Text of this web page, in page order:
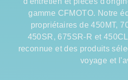
gamme CFMOTO. Notre
propriétaires de 450MT,
450SR, 675SR-R et
reconnue et des produits
voyage et